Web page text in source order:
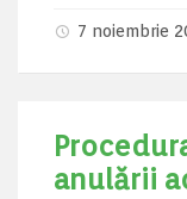
7 noiembrie
anulării